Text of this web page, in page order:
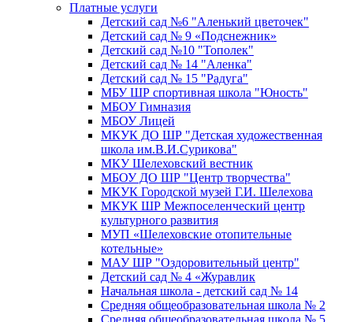
Платные услуги
Детский сад №6 "Аленький цветочек"
Детский сад № 9 «Подснежник»
Детский сад №10 "Тополек"
Детский сад № 14 "Аленка"
Детский сад № 15 "Радуга"
МБУ ШР спортивная школа "Юность"
МБОУ Гимназия
МБОУ Лицей
МКУК ДО ШР "Детская художественная
школа им.В.И.Сурикова"
МКУ Шелеховский вестник
МБОУ ДО ШР "Центр творчества"
МКУК Городской музей Г.И. Шелехова
МКУК ШР Межпоселенческий центр
культурного развития
МУП «Шелеховские отопительные
котельные»
МАУ ШР "Оздоровительный центр"
Детский сад № 4 «Журавлик
Начальная школа - детский сад № 14
Средняя общеобразовательная школа № 2
Средняя общеобразовательная школа № 5